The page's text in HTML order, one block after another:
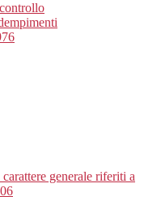
generale riferiti a